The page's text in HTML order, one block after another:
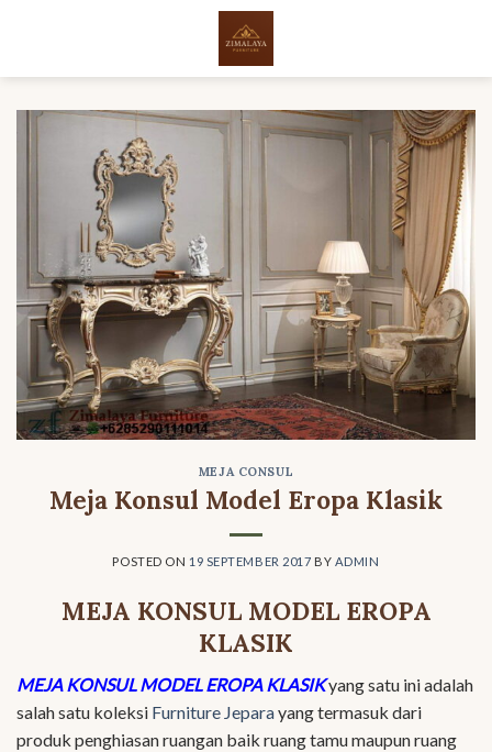
MEJA CONSUL
Meja Konsul Model Eropa Klasik
POSTED ON 19 SEPTEMBER 2017 BY ADMIN
MEJA KONSUL MODEL EROPA
KLASIK
MEJA KONSUL MODEL EROPA KLASIKyang satu ini adalah
salah satu koleksi Furniture Jeparayang termasuk dari
produk penghiasan ruangan baik ruang tamu maupun ruang